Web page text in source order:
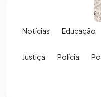
Notícias Educação
Justiça Polícia